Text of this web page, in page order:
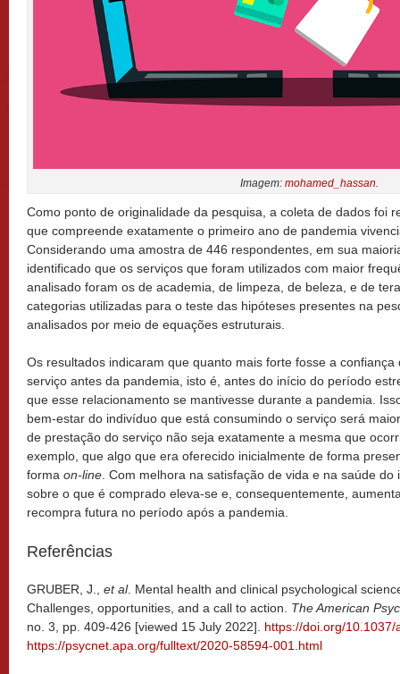
Imagem: mohamed_hassan
Como ponto de originalidade da pesquisa, a coleta de dados foi
que compreende exatamente o primeiro ano de pandemia
Considerando uma amostra de 446 respondentes, em sua
identificado que os serviços que foram utilizados com maior
analisado foram os de academia, de limpeza, de beleza, e de
categorias utilizadas para o teste das hipóteses presentes na
analisados por meio de equações estruturais.
Os resultados indicaram que quanto mais forte fosse a
serviço antes da pandemia, isto é, antes do início do período
que esse relacionamento se mantivesse durante a pandemia.
bem-estar do indivíduo que está consumindo o serviço será
de prestação do serviço não seja exatamente a mesma que
exemplo, que algo que era oferecido inicialmente de forma
forma on-line . Com melhora na satisfação de vida e na saúde
sobre o que é comprado eleva-se e, consequentemente,
recompra futura no período após a pandemia.
Referências
GRUBER, J., et al. Mental health and clinical psychological
Challenges, opportunities, and a call to action. The American
no. 3, pp. 409-426 [viewed 15 July 2022]. https://doi.org/10.1037/
https://psycnet.apa.org/fulltext/2020-58594-001.html